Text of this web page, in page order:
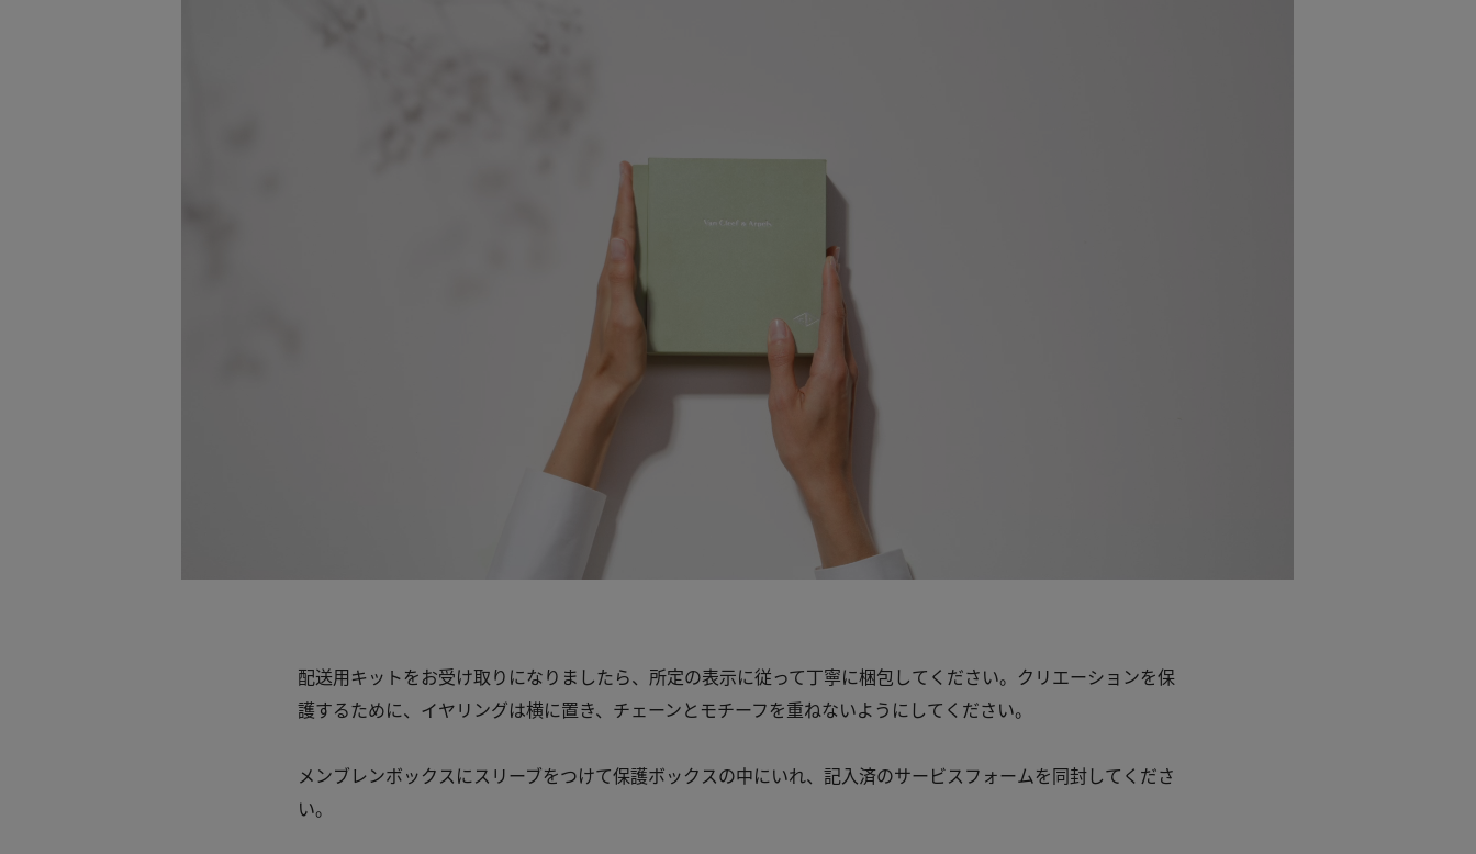
配送用キットをお受け取りになりましたら、所定の表示に従って丁寧に梱包してください。クリエーションを保
護するために、イヤリングは横に置き、チェーンとモチーフを重ねないようにしてください。
メンブレンボックスにスリーブをつけて保護ボックスの中にいれ、記入済のサービスフォームを同封してくださ
い。